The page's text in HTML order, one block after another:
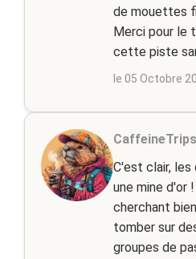
de mouettes
Merci pour le
cette piste
le 05 Octobre
C'est clair,
une mine d'or
cherchant
tomber sur
groupes de